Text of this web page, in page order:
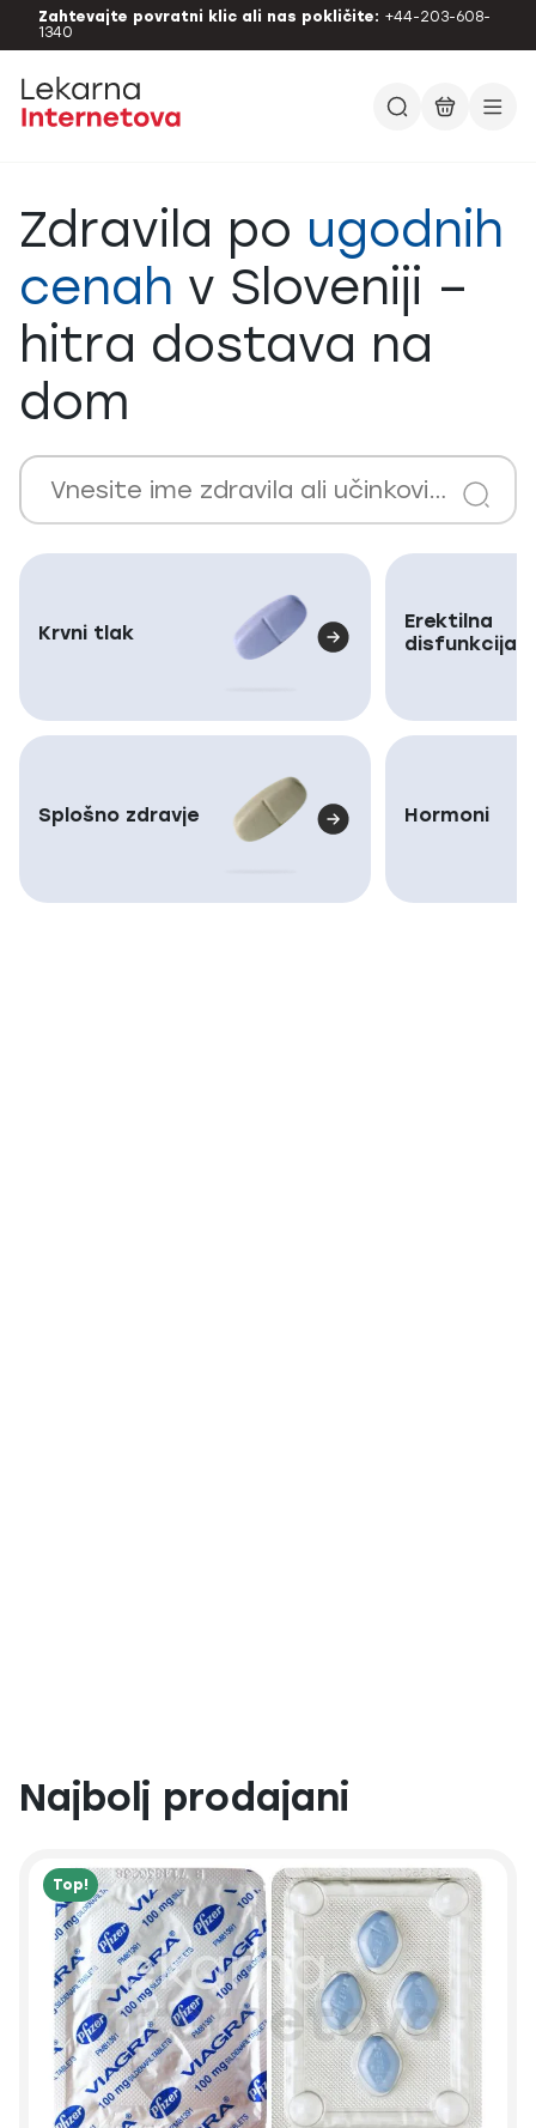
Zahtevajte povratni klic ali nas pokličite: +44-203-608-
1340
Zdravila po ugodnih
cenah v Sloveniji –
hitra dostava na
dom
Krvni tlak
Erektilna
disfunkcija
Splošno zdravje Hormoni
Najbolj prodajani
Top!